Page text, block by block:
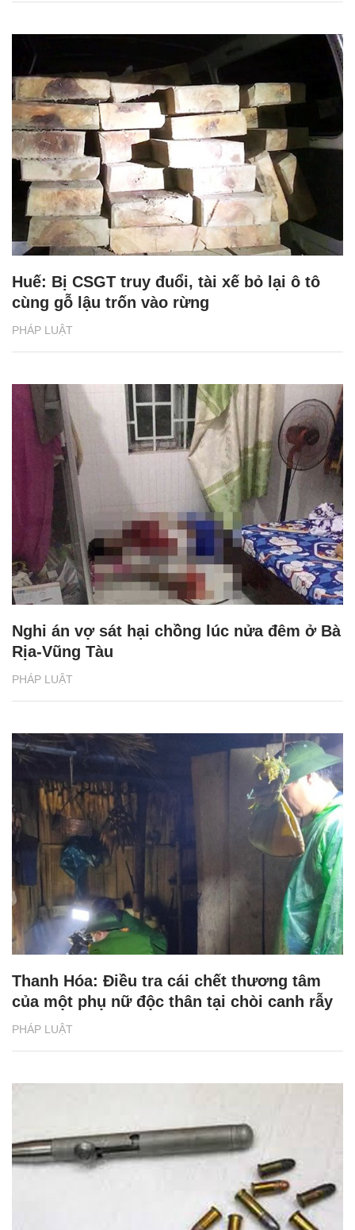
PHÁP LUẬT
Huế: Bị CSGT truy đuổi, tài xế bỏ lại ô tô
cùng gỗ lậu trốn vào rừng
PHÁP LUẬT
Nghi án vợ sát hại chồng lúc nửa đêm ở Bà
Rịa-Vũng Tàu
PHÁP LUẬT
Thanh Hóa: Điều tra cái chết thương tâm
của một phụ nữ độc thân tại chòi canh rẫy